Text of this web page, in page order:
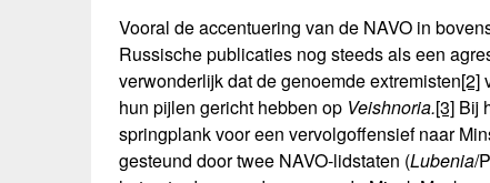
Vooral de accentuering van de NAVO in
Russische publicaties nog steeds als een
verwonderlijk dat de genoemde extremisten[2]
hun pijlen gericht hebben op Veishnoria.[3] Bij
springplank voor een vervolgoffensief naar
gesteund door twee NAVO-lidstaten (Lubenia/